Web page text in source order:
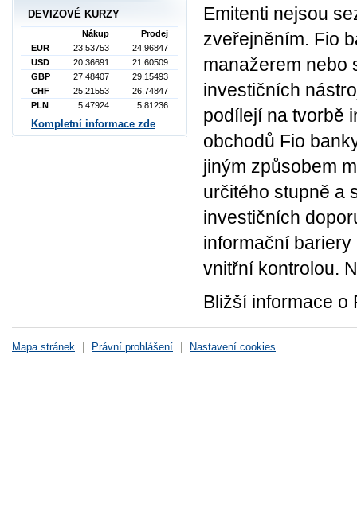
Emitenti nejsou
zveřejněním. Fio
manažerem nebo
investičních
podílejí na tvorbě
obchodů Fio
jiným způsobem
určitého stupně a
investičních
informační
vnitřní kontrolou.
Bližší informace o
DEVIZOVÉ KURZY
Nákup
Prodej
EUR
23,53753
24,96847
USD
20,36691
21,60509
GBP
27,48407
29,15493
CHF
25,21553
26,74847
PLN
5,47924 5,81236
Kompletní informace zde
Mapa stránek Právní prohlášení Nastavení cookies